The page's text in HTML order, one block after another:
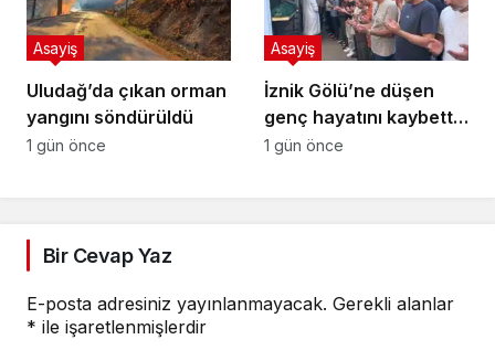
Uludağ’da çıkan orman
yangını söndürüldü
Asayiş
1 gün önce
İznik Gölü’ne düşen
genç hayatını kaybetti,
gözyaşlarıyla toprağa
Asayiş
1 gün önce
Bir Cevap Yaz
E-posta adresiniz yayınlanmayacak. Gerekli alanlar
* ile işaretlenmişlerdir